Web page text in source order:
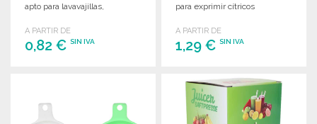
apto para lavavajillas,
Dimensiones: 14x12x7,5 cm.
A PARTIR DE
0,82 € SIN IVA
para exprimir cítricos
A PARTIR DE
1,29 €SIN IVA
PEDIR
Solicitar un presupuesto